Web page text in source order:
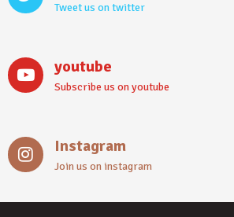
Tweet us on twitter
youtube
Subscribe us on youtube
Instagram
Join us on instagram